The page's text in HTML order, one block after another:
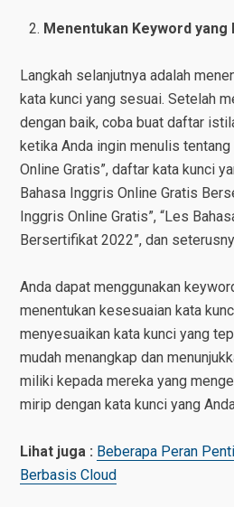
Menentukan Keyword yang
Langkah selanjutnya adalah
kata kunci yang sesuai. Setelah
dengan baik, coba buat daftar
ketika Anda ingin menulis
Online Gratis”, daftar kata kunci
Bahasa Inggris Online Gratis
Inggris Online Gratis”, “Les
Bersertifikat 2022”, dan
Anda dapat menggunakan
menentukan kesesuaian kata
menyesuaikan kata kunci yang
mudah menangkap dan
miliki kepada mereka yang
mirip dengan kata kunci yang
Lihat juga : Beberapa Peran
Berbasis Cloud